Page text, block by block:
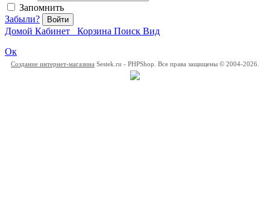
Запомнить
Забыли?
Войти
Домой Кабинет Корзина Поиск Вид
Ок
Создание интернет-магазина Sestek.ru - PHPShop. Все права защищены © 2004-2026.